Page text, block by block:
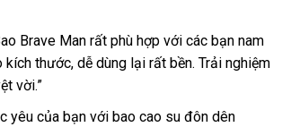
Brave Man rất phù hợp với các bạn nam
kích thước, dễ dùng lại rất bền. Trải nghiệm
vời.”
yêu của bạn với bao cao su đôn dên